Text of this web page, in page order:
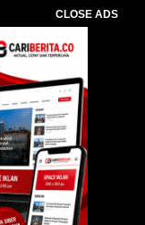
CLOSE ADS